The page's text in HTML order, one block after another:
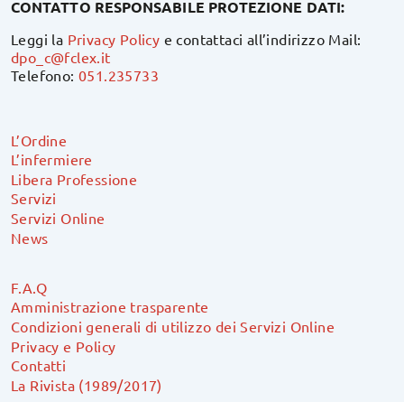
CONTATTO RESPONSABILE PROTEZIONE DATI:
Leggi la Privacy Policy e contattaci all’indirizzo Mail:
dpo_c@fclex.it
Telefono:051.235733
L’Ordine
L’infermiere
Libera Professione
Servizi
Servizi Online
News
F.A.Q
Amministrazione trasparente
Condizioni generali di utilizzo dei Servizi Online
Privacy e Policy
Contatti
La Rivista (1989/2017)